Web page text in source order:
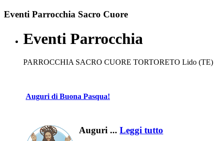
Eventi Parrocchia Sacro Cuore
Eventi Parrocchia
PARROCCHIA SACRO CUORE TORTORETO Lido (TE)
Auguri di Buona Pasqua!
Auguri ... Leggi tutto